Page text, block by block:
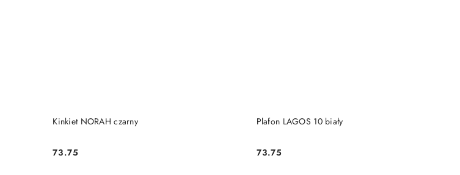
Kinkiet NORAH czarny
Cena:
73.75
Plafon LAGOS 10 biały
Cena:
73.75
DODAJ DO KOSZYKA